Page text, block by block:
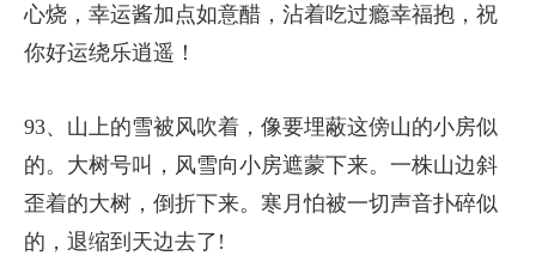
心烧，幸运酱加点如意醋，沾着吃过瘾幸福抱，祝
你好运绕乐逍遥！
93、山上的雪被风吹着，像要埋蔽这傍山的小房似
的。大树号叫，风雪向小房遮蒙下来。一株山边斜
歪着的大树，倒折下来。寒月怕被一切声音扑碎似
的，退缩到天边去了!